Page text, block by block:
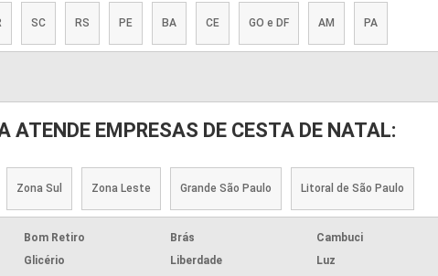
SC RS PE BA CE GO e DF AM PA
ATENDE EMPRESAS DE CESTA DE NATAL:
Zona Sul Zona Leste Grande São Paulo Litoral de São Paulo
Bom Retiro Brás Cambuci
Glicério Liberdade Luz